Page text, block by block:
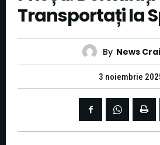
Transportați la
By News
3 noiembrie